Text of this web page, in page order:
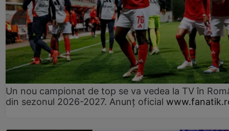
Un nou campionat de top se va vedea la TV în
din sezonul 2026-2027. Anunț oficial